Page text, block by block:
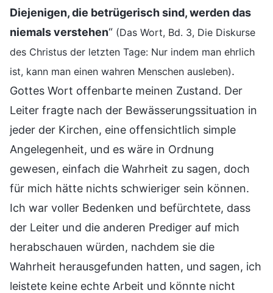
Diejenigen, die betrügerisch sind, werden das
niemals verstehen“ (Das Wort, Bd. 3, Die Diskurse
des Christus der letzten Tage: Nur indem man ehrlich
ist, kann man einen wahren Menschen ausleben).
Gottes Wort offenbarte meinen Zustand. Der
Leiter fragte nach der Bewässerungssituation in
jeder der Kirchen, eine offensichtlich simple
Angelegenheit, und es wäre in Ordnung
gewesen, einfach die Wahrheit zu sagen, doch
für mich hätte nichts schwieriger sein können.
Ich war voller Bedenken und befürchtete, dass
der Leiter und die anderen Prediger auf mich
herabschauen würden, nachdem sie die
Wahrheit herausgefunden hatten, und sagen, ich
leistete keine echte Arbeit und könnte nicht